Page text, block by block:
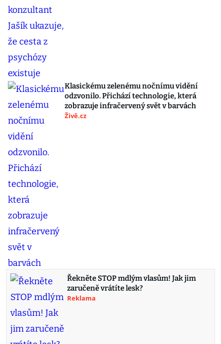
Klasickému zelenému nočnímu vidění
odzvonilo. Přichází technologie, která
zobrazuje infračervený svět v barvách
Živě.cz
Řekněte STOP mdlým vlasům! Jak jim
zaručeně vrátíte lesk?
Reklama